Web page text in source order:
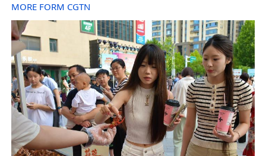
MORE FORM CGTN